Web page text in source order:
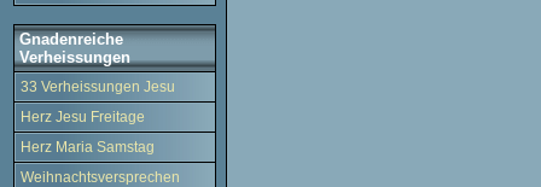
Gnadenreiche
Verheissungen
33 Verheissungen Jesu
Herz Jesu Freitage
Herz Maria Samstag
Weihnachtsversprechen